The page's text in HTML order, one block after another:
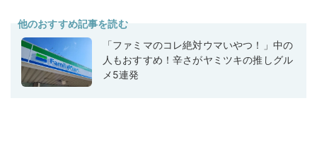
他のおすすめ記事を読む
「ファミマのコレ絶対ウマいやつ！」中の
人もおすすめ！辛さがヤミツキの推しグル
メ5連発